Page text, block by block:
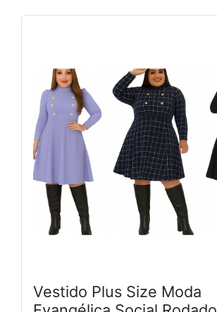
Vestido Plus Size Moda